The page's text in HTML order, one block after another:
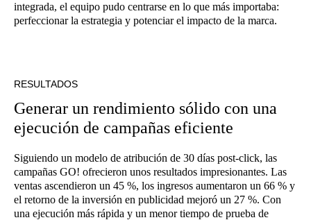
integrada, el equipo pudo centrarse en lo que más importaba:
perfeccionar la estrategia y potenciar el impacto de la marca.
RESULTADOS
Generar un rendimiento sólido con una
ejecución de campañas eficiente
Siguiendo un modelo de atribución de 30 días post-click, las
campañas GO! ofrecieron unos resultados impresionantes. Las
ventas ascendieron un 45 %, los ingresos aumentaron un 66 % y
el retorno de la inversión en publicidad mejoró un 27 %. Con
una ejecución más rápida y un menor tiempo de prueba de